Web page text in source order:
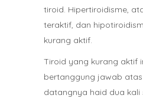
tiroid. Hipertiroidisme,
teraktif, dan
kurang aktif.
Tiroid yang kurang aktif
bertanggung jawab
datangnya haid dua kali